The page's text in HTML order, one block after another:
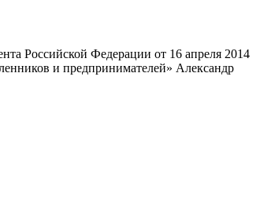
Российской Федерации от 16 апреля 2014
и предпринимателей» Александр